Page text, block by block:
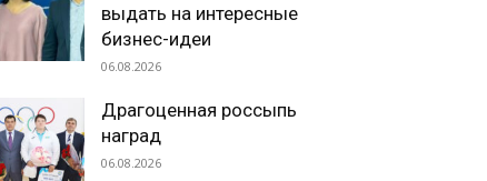
выдать на интересные
бизнес-идеи
06.08.2026
Драгоценная россыпь
наград
06.08.2026